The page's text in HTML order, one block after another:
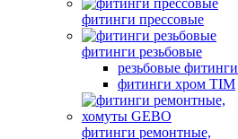
фитинги прессовые
фитинги резьбовые
резьбовые фитинги
фитинги хром TIM
фитинги ремонтные,